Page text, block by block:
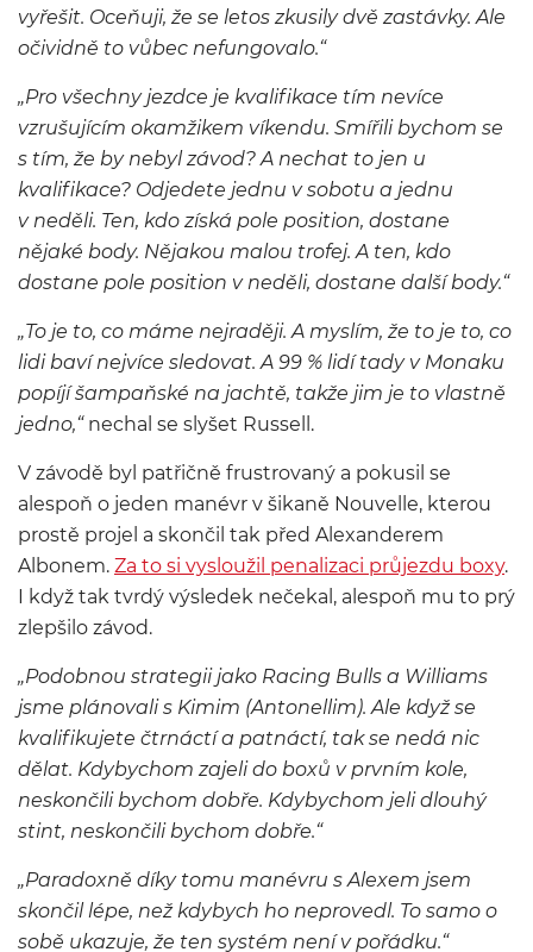
vyřešit. Oceňuji, že se letos zkusily dvě zastávky. Ale
očividně to vůbec nefungovalo.“
„Pro všechny jezdce je kvalifikace tím nevíce
vzrušujícím okamžikem víkendu. Smířili bychom se
s tím, že by nebyl závod? A nechat to jen u
kvalifikace? Odjedete jednu v sobotu a jednu
v neděli. Ten, kdo získá pole position, dostane
nějaké body. Nějakou malou trofej. A ten, kdo
dostane pole position v neděli, dostane další body.“
„To je to, co máme nejraději. A myslím, že to je to, co
lidi baví nejvíce sledovat. A 99 % lidí tady v Monaku
popíjí šampaňské na jachtě, takže jim je to vlastně
jedno,“ nechal se slyšet Russell.
V závodě byl patřičně frustrovaný a pokusil se
alespoň o jeden manévr v šikaně Nouvelle, kterou
prostě projel a skončil tak před Alexanderem
Albonem. Za to si vysloužil penalizaci průjezdu boxy.
I když tak tvrdý výsledek nečekal, alespoň mu to prý
zlepšilo závod.
„Podobnou strategii jako Racing Bulls a Williams
jsme plánovali s Kimim (Antonellim). Ale když se
kvalifikujete čtrnáctí a patnáctí, tak se nedá nic
dělat. Kdybychom zajeli do boxů v prvním kole,
neskončili bychom dobře. Kdybychom jeli dlouhý
stint, neskončili bychom dobře.“
„Paradoxně díky tomu manévru s Alexem jsem
skončil lépe, než kdybych ho neprovedl. To samo o
sobě ukazuje, že ten systém není v pořádku.“